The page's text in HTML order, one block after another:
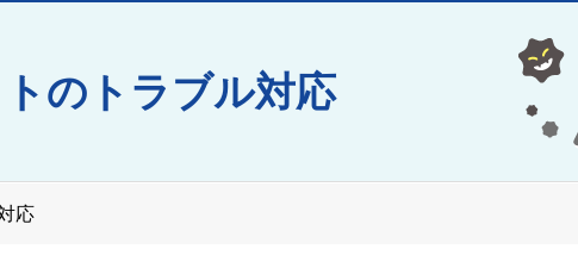
のトラブル対応
応